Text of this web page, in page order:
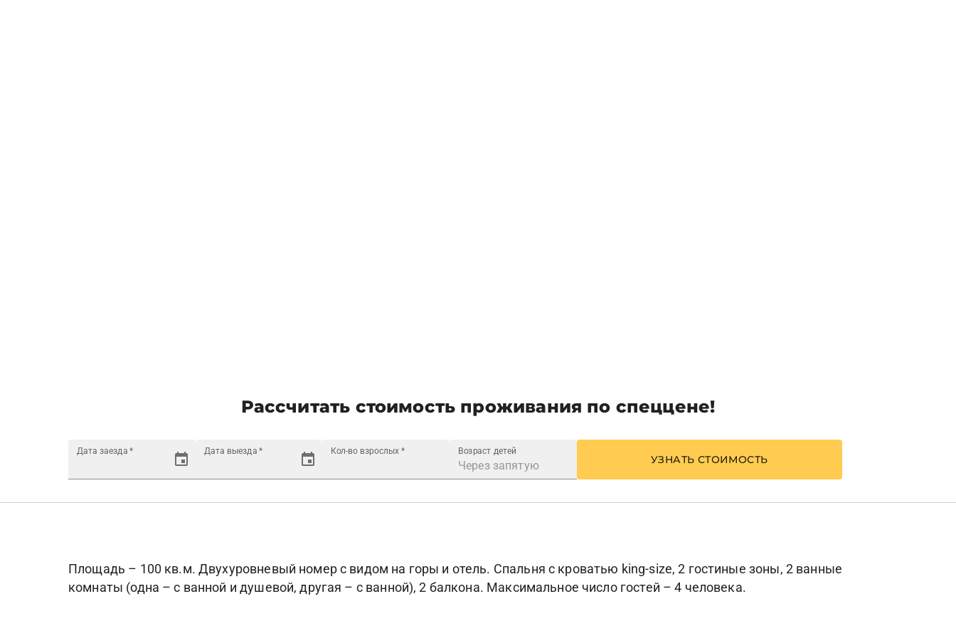
Рассчитать стоимость проживания по спеццене!
Дата заезда * Дата выезда * Кол-во взрослых * Возраст детей
УЗНАТЬ СТОИМОСТЬ
Площадь – 100 кв.м. Двухуровневый номер с видом на горы и отель. Спальня с кроватью king-size, 2 гостиные зоны, 2 ванные
комнаты (одна – с ванной и душевой, другая – с ванной), 2 балкона. Максимальное число гостей – 4 человека.